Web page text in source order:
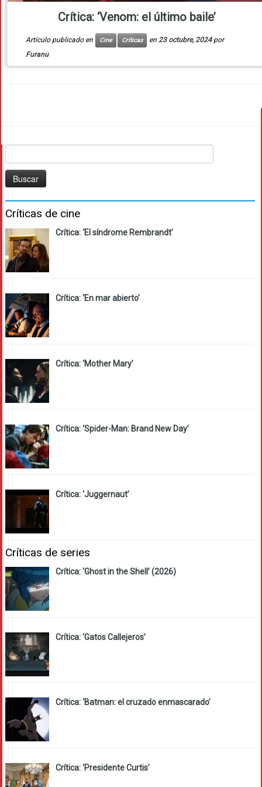
Crítica: ‘Venom: el último baile’
Artículo publicado en Cine Críticas en 23 octubre, 2024 por
Furanu
Críticas de cine
Crítica: ‘El síndrome Rembrandt’
Crítica: ‘En mar abierto’
Crítica: ‘Mother Mary’
Crítica: ‘Spider-Man: Brand New Day’
Crítica: ‘Juggernaut’
Críticas de series
Crítica: ‘Ghost in the Shell’ (2026)
Crítica: ‘Gatos Callejeros’
Crítica: ‘Batman: el cruzado enmascarado’
Crítica: ‘Presidente Curtis’